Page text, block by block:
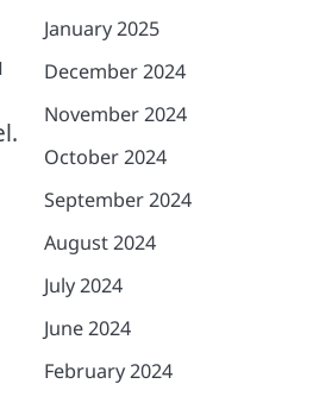
January 2025
December 2024
November 2024
October 2024
September 2024
August 2024
July 2024
June 2024
February 2024